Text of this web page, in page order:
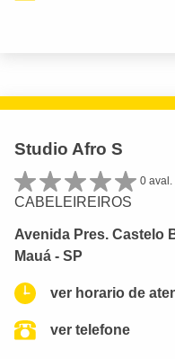
Studio Afro S
0 aval.
CABELEIREIROS
Avenida Pres. Castelo
Mauá - SP
ver horario de
ver telefone